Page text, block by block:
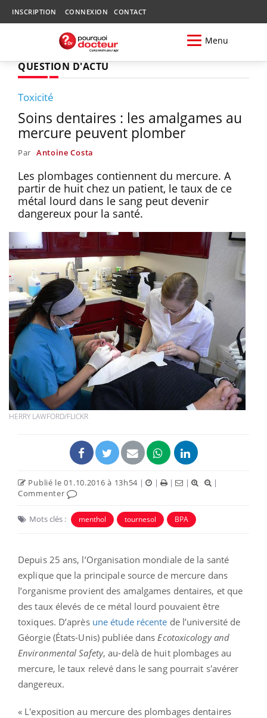
INSCRIPTION CONNEXION CONTACT
Menu
QUESTION D'ACTU
Toxicité
Soins dentaires : les amalgames au
mercure peuvent plomber
Par Antoine Costa
Les plombages contiennent du mercure. A
partir de huit chez un patient, le taux de ce
métal lourd dans le sang peut devenir
dangereux pour la santé.
HERRY LAWFORD/FLICKR
Publié le 01.10.2016 à 13h54 | | | |
|
Commenter
Mots clés : menthol tournesol BPA
Depuis 25 ans, l’Organisation mondiale de la santé
explique que la principale source de mercure dans
l’organisme provient des amalgames dentaires, et que
des taux élevés de ce métal lourd pouvaient être
toxiques. D’après une étude récente de l’université de
Géorgie (États-Unis) publiée dans Ecotoxicology and
Environmental Safety, au-delà de huit plombages au
mercure, le taux relevé dans le sang pourrait s'avérer
dangereux.
« L'exposition au mercure des plombages dentaires